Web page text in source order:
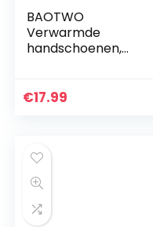
BAOTWO
Verwarmde
handschoenen,
voor mannen en
choenen…
€17.99